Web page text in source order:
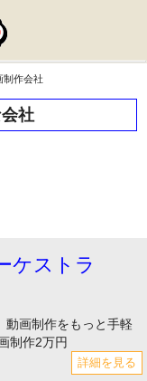
制作会社
社
ケストラ
動画制作をもっと手軽
制作2万円
詳細を見る